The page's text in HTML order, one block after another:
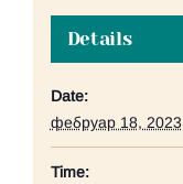
Details
Date:
фебруар 18, 2023
Time: